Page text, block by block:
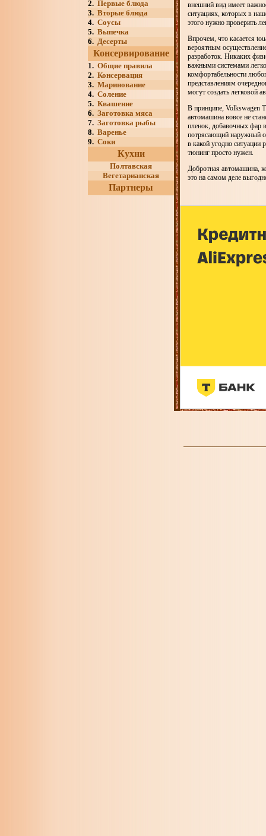
2. Первые блюда
3. Вторые блюда
4. Соусы
5. Выпечка
6. Десерты
Консервирование
1. Общие правила
2. Консервация
3. Маринование
4. Соление
5. Квашение
6. Заготовка мяса
7. Заготовка рыбы
8. Варенье
9. Соки
Кухни
Полтавская
Вегетарианская
Партнеры
внешний вид имеет
ситуациях, которых в
этого нужно проверить
Впрочем, что касается
вероятным
разработок. Никаких
важными системами
комфортабельности
представлениям
могут создать легковой
В принципе, Volkswagen
автомашина вовсе не
пленок, добавочных фар
потрясающий наружный
в какой угодно ситуации
тюнинг просто нужен.
Добротная автомашина,
это на самом деле